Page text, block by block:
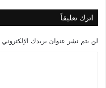
اترك تعليقاً
لن يتم نشر عنوان بريدك الإلكتروني.